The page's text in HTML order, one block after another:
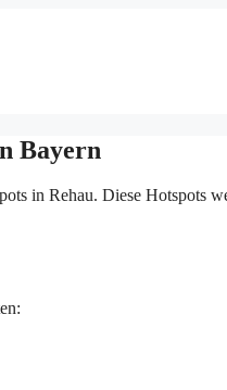
Bayern
in Rehau. Diese Hotspots